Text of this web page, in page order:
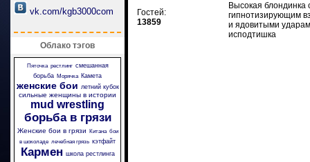
vk.com/kgb3000com
Облако тэгов
Пяточка рестлинг смешанная
борьба Морячка Камета
женские бои летний кубок
сильные женщины в истории
mud wrestling
борьба в грязи
Женские бои в грязи Китана бои
в шоколаде лечебная грязь кэтфайт
Кармен школа рестлинга
Гостей:
13859
Высокая блондинка
гипнотизирующим
и ядовитыми
исподтишка